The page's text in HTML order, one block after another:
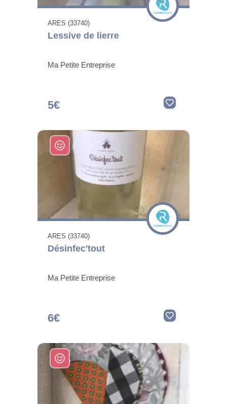
ARES (33740)
Lessive de lierre
Ma Petite Entreprise
5€
ARES (33740)
Désinfec'tout
Ma Petite Entreprise
6€